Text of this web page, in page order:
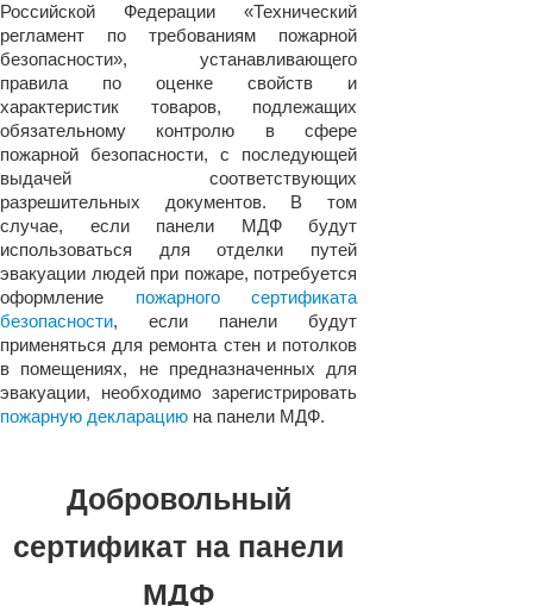
Российской Федерации «Технический
регламент по требованиям пожарной
безопасности», устанавливающего
правила по оценке свойств и
характеристик товаров, подлежащих
обязательному контролю в сфере
пожарной безопасности, с последующей
выдачей соответствующих
разрешительных документов. В том
случае, если панели МДФ будут
использоваться для отделки путей
эвакуации людей при пожаре, потребуется
оформление пожарного сертификата
безопасности, если панели будут
применяться для ремонта стен и потолков
в помещениях, не предназначенных для
эвакуации, необходимо зарегистрировать
пожарную декларацию на панели МДФ.
Добровольный
сертификат на панели
МДФ